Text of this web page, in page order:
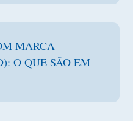
MARCA
O QUE SÃO EM